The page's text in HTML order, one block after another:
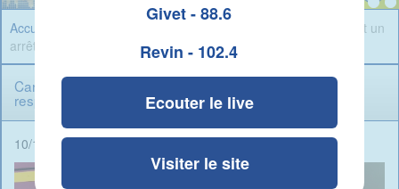
Givet - 88.6
Revin - 102.4
Ecouter le live
Visiter le site
Accueil
» Carignan : un homme de 29 ans fait un
arrêt cardio respiratoire en pleine rue
Carignan : un homme de 29 ans fait un arrêt cardio
respiratoire en pleine rue
10/11/2025 - 19:28 -